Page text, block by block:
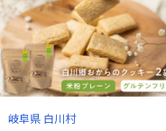
岐阜県 白川村